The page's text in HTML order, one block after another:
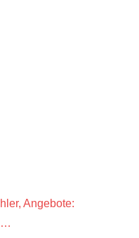
Angebote: